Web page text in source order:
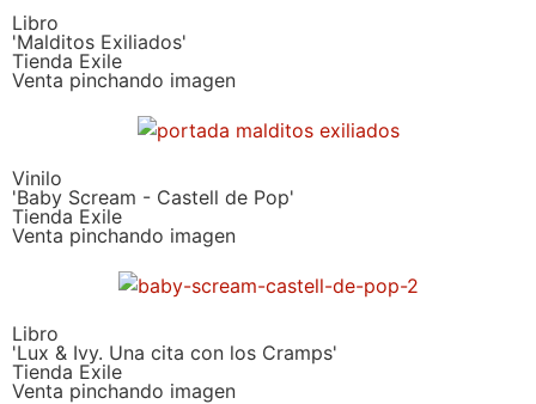
Libro
'Malditos Exiliados'
Tienda Exile
Venta pinchando imagen
Vinilo
'Baby Scream - Castell de Pop'
Tienda Exile
Venta pinchando imagen
Libro
'Lux & Ivy. Una cita con los Cramps'
Tienda Exile
Venta pinchando imagen